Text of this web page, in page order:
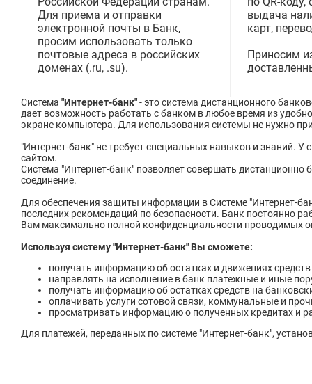
Для приема и отправки
электронной почты в Банк,
просим использовать только
почтовые адреса в российских
доменах (.ru, .su).
выдача
карт,
Приносим
Система "Интернет-банк"- это система дистанционного
дает возможность работать с банком в любое время из
экране компьютера. Для использования системы не нужно
"Интернет-банк" не требует специальных навыков и знаний.
сайтом.
Система "Интернет-банк" позволяет совершать
соединение.
Для обеспечения защиты информации в Системе "Интернет-
последних рекомендаций по безопасности. Банк постоянно
Вам максимально полной конфиденциальности проводимых
Используя систему "Интернет-банк" Вы сможете:
получать информацию об остатках и движениях
направлять на исполнение в банк платежные и иные
получать информацию об остатках средств на
оплачивать услуги сотовой связи, коммунальные и
просматривать информацию о полученных кредитах и
Для платежей, переданных по системе "Интернет-банк",